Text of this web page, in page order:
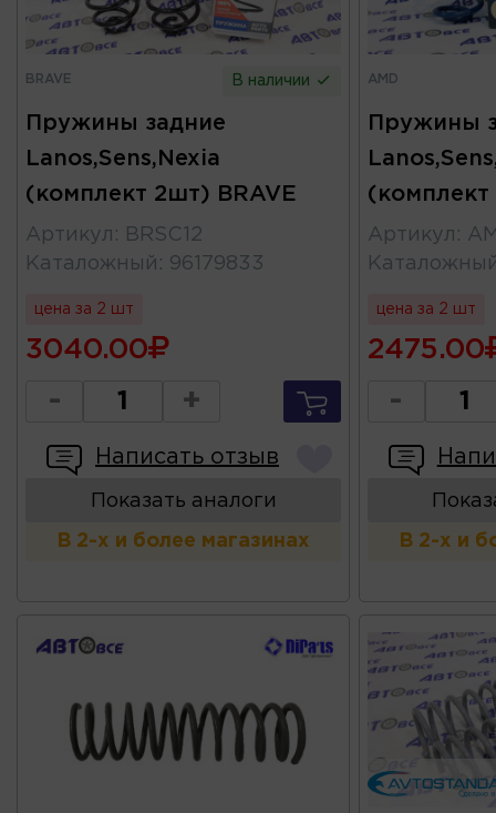
BRAVE В наличии
Пружины задние
Lanos,Sens,Nexia
(комплект 2шт) BRAVE
Артикул :
BRSC12
Каталожный : 96179833
цена за 2 шт
3040.00
- +
Написать отзыв
Показать аналоги
В 2-х и более магазинах
AMD
Пружины
Артикул :
цена за 2 шт
2475.00
-
В 2-х и